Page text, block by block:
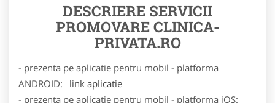
DESCRIERE SERVICII
PROMOVARECLINICA-
PRIVATA.RO
- prezenta pe aplicatie pentru mobil - platforma
ANDROID:
link aplicatie
- prezenta pe aplicatie pentru mobil - platforma iOS: